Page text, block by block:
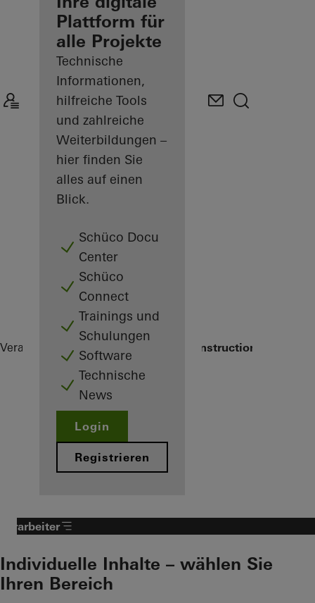
Mein
Arbeitsplatz
kennenlernen
Plattform für
alle Projekte
Technische
Informationen,
hilfreiche Tools
und zahlreiche
Weiterbildungen –
hier finden Sie
alles auf einen
Blick.
Schüco Docu
Center
Schüco
Connect
Trainings und
Schulungen
Software
Technische
News
Login
Registrieren
Verarbeiter Referenzen CARLISLE® Construction
Verarbeiter
Individuelle Inhalte – wählen Sie
Ihren Bereich